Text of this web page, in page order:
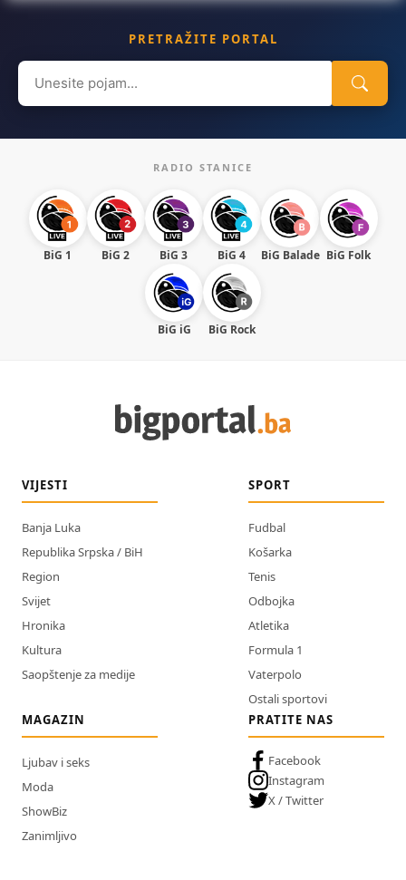
PRETRAŽITE PORTAL
Search
for:
RADIO STANICE
BiG 1 BiG 2 BiG 3 BiG 4 BiG Balade BiG Folk
BiG iG BiG Rock
VIJESTI
Banja Luka
Republika Srpska / BiH
Region
Svijet
Hronika
Kultura
Saopštenje za medije
SPORT
Fudbal
Košarka
Tenis
Odbojka
Atletika
Formula 1
Vaterpolo
Ostali sportovi
MAGAZIN
Ljubav i seks
Moda
ShowBiz
Zanimljivo
PRATITE NAS
Facebook
Instagram
X / Twitter